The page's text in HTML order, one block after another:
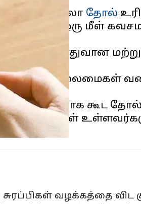
பாதத்திலோ தோல்
எதிராக ஒரு மீள்
ஒரு பொதுவான
நோய் நிலைமைகள்
விளைவாக கூட தோல்
நோய்கள்
சுரப்பிகள் வழக்கத்தை